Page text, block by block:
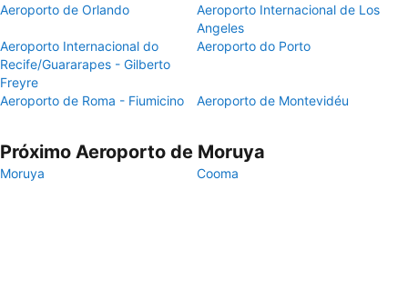
Aeroporto de Orlando
Aeroporto Internacional de Los
Angeles
Aeroporto Internacional do
Recife/Guararapes - Gilberto
Freyre
Aeroporto do Porto
Aeroporto de Roma - Fiumicino Aeroporto de Montevidéu
Próximo Aeroporto de Moruya
Moruya Cooma